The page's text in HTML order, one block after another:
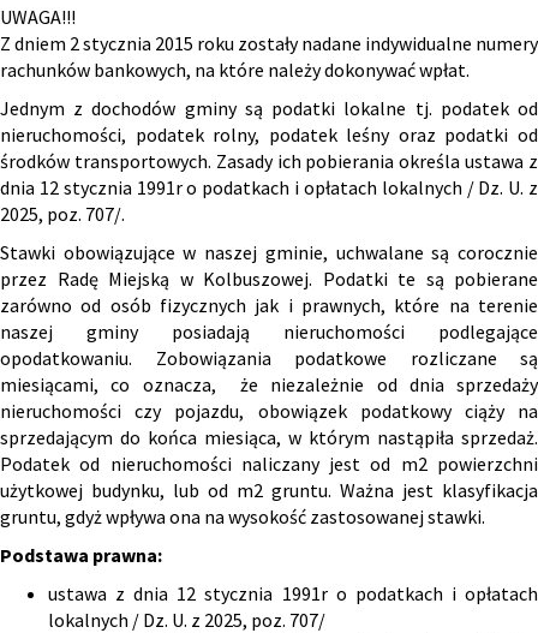
UWAGA!!!
Z dniem 2 stycznia 2015 roku zostały nadane indywidualne numery
rachunków bankowych, na które należy dokonywać wpłat.
Jednym z dochodów gminy są podatki lokalne tj. podatek od
nieruchomości, podatek rolny, podatek leśny oraz podatki od
środków transportowych. Zasady ich pobierania określa ustawa z
dnia 12 stycznia 1991r o podatkach i opłatach lokalnych / Dz. U. z
2025, poz. 707/.
Stawki obowiązujące w naszej gminie, uchwalane są corocznie
przez Radę Miejską w Kolbuszowej. Podatki te są pobierane
zarówno od osób fizycznych jak i prawnych, które na terenie
naszej gminy posiadają nieruchomości podlegające
opodatkowaniu. Zobowiązania podatkowe rozliczane są
miesiącami, co oznacza, że niezależnie od dnia sprzedaży
nieruchomości czy pojazdu, obowiązek podatkowy ciąży na
sprzedającym do końca miesiąca, w którym nastąpiła sprzedaż.
Podatek od nieruchomości naliczany jest od m2 powierzchni
użytkowej budynku, lub od m2 gruntu. Ważna jest klasyfikacja
gruntu, gdyż wpływa ona na wysokość zastosowanej stawki.
Podstawa prawna:
ustawa z dnia 12 stycznia 1991r o podatkach i opłatach
lokalnych / Dz. U. z 2025, poz. 707/